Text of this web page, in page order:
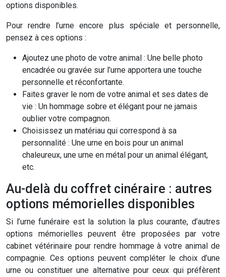
options disponibles.
Pour rendre l’urne encore plus spéciale et personnelle,
pensez à ces options :
Ajoutez une photo de votre animal : Une belle photo
encadrée ou gravée sur l’urne apportera une touche
personnelle et réconfortante.
Faites graver le nom de votre animal et ses dates de
vie : Un hommage sobre et élégant pour ne jamais
oublier votre compagnon.
Choisissez un matériau qui correspond à sa
personnalité : Une urne en bois pour un animal
chaleureux, une urne en métal pour un animal élégant,
etc.
Au-delà du coffret cinéraire : autres
options mémorielles disponibles
Si l’urne funéraire est la solution la plus courante, d’autres
options mémorielles peuvent être proposées par votre
cabinet vétérinaire pour rendre hommage à votre animal de
compagnie. Ces options peuvent compléter le choix d’une
urne ou constituer une alternative pour ceux qui préfèrent